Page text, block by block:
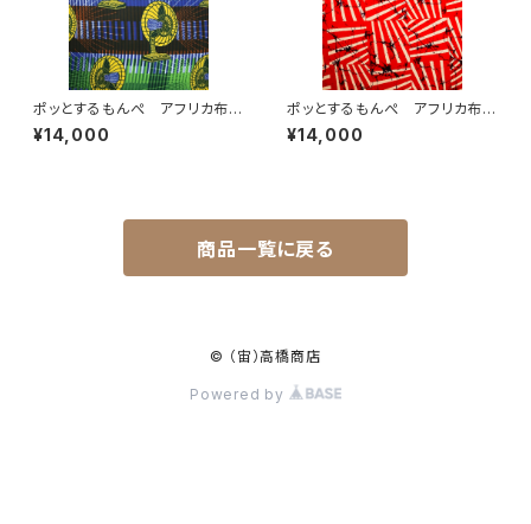
ポッとするもんぺ アフリカ布
No.141
¥14,000
ポッとするもんぺ アフリカ布
No.238
¥14,000
商品一覧に戻る
© （宙）高橋商店
Powered by